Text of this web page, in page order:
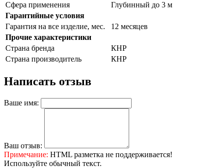
Сфера применения
Глубинный до 3 м
Гарантийные условия
Гарантия на все изделие, мес.
12 месяцев
Прочие характеристики
Страна бренда
КНР
Страна производитель
КНР
Написать отзыв
Ваше имя:
Ваш отзыв:
Примечание: HTML разметка не поддерживается!
Используйте обычный текст.